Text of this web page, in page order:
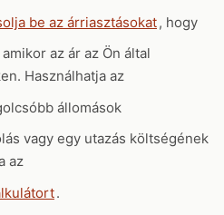
be az árriasztásokat, hogy
az ár az Ön által
Használhatja az
állomások
vagy egy utazás költségének
az
.